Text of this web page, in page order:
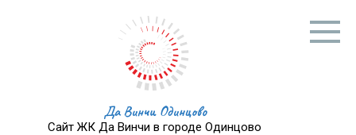
Да Винчи Одинцово
Сайт ЖК Да Винчи в городе Одинцово